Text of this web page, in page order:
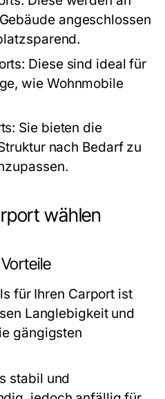
angeschlossen
Diese sind ideal für
wie Wohnmobile
Sie bieten die
nach Bedarf zu
wählen
für Ihren Carport ist
Langlebigkeit und
gängigsten
stabil und